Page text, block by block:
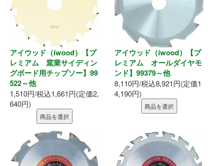
アイウッド（iwood）【プ
レミアム 窯業サイディン
グボード用チップソー】99
522～他
1,510円/税込1,661円(定価2,
640円)
商品を選択
アイウッド（iwood）【プ
レミアム オールダイヤモ
ンド】99379～他
8,110円/税込8,921円(定価1
4,190円)
商品を選択